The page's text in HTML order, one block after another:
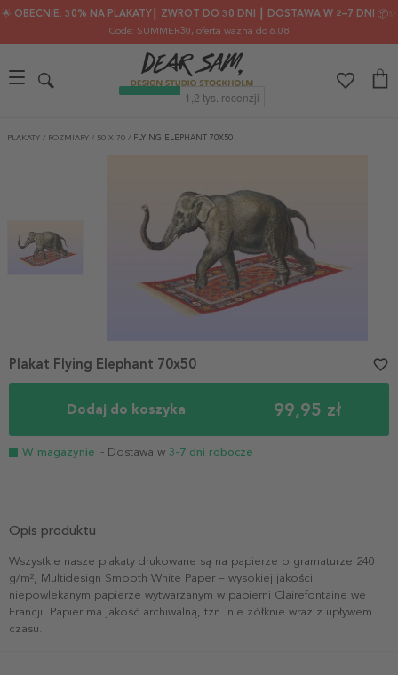
🌟 OBECNIE: 30% NA PLAKATY┃ ZWROT DO 30 DNI ┃ DOSTAWA W 2–7 DNI 📦✨
Code: SUMMER30, oferta ważna do 6.08
PLAKATY / ROZMIARY / 50 X 70 / FLYING ELEPHANT 70X50
Dodaj do koszyka 99,95 zł
W magazynie - Dostawa w 3-7 dni robocze
Plakat Flying Elephant 70x50 favorite_border
Opis produktu
Wszystkie nasze plakaty drukowane są na papierze o gramaturze 240
g/m², Multidesign Smooth White Paper – wysokiej jakości
niepowlekanym papierze wytwarzanym w papierni Clairefontaine we
Francji. Papier ma jakość archiwalną, tzn. nie żółknie wraz z upływem
czasu.